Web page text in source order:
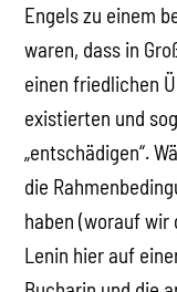
Engels zu einem
waren, dass in
einen friedlichen
existierten und
„entschädigen“.
die
haben (worauf wir
Lenin hier auf